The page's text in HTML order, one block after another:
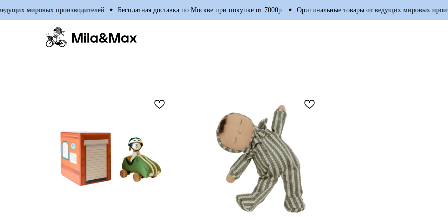
производителей Бесплатная доставка по Москве при покупке от 7000р. Оригинальные товары от ведущих мировых